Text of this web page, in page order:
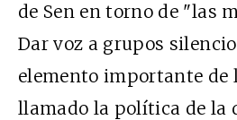
de Sen en torno de "las
Dar voz a grupos
elemento importante de
llamado la política de la